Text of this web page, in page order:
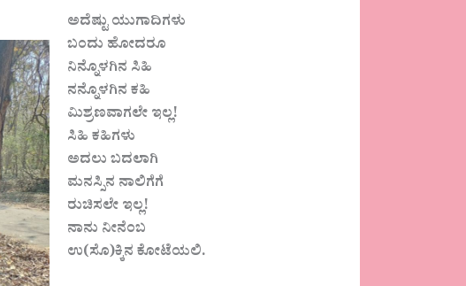
ಅದೆಷ್ಟು ಯುಗಾದಿಗಳು
ಬಂದು ಹೋದರೂ
ನಿನ್ನೊಳಗಿನ ಸಿಹಿ
ನನ್ನೊಳಗಿನ ಕಹಿ
ಮಿಶ್ರಣವಾಗಲೇ ಇಲ್ಲ!
ಸಿಹಿ ಕಹಿಗಳು
ಅದಲು ಬದಲಾಗಿ
ಮನಸ್ಸಿನ ನಾಲಿಗೆಗೆ
ರುಚಿಸಲೇ ಇಲ್ಲ!
ನಾನು ನೀನೆಂಬ
ಉ(ಸೊ)ಕ್ಕಿನ ಕೋಟೆಯಲಿ.